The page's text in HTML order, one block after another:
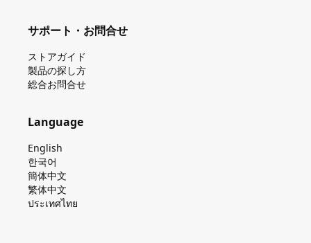
サポート・お問合せ
ストアガイド
製品の探し⽅
総合お問合せ
Language
English
한국어
簡体中文
繁体中文
ประเทศไทย